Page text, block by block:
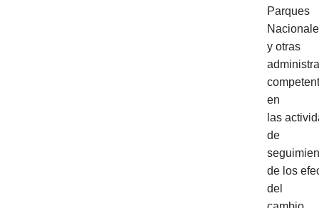
Parques
y otras
en
las
de
de los
del